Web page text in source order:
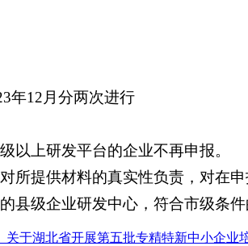
年12月分两次进行
以上研发平台的企业不再申报。
对所提供材料的真实性负责，对在
的县级企业研发中心，符合市级条
关于湖北省开展第五批专精特新中小企业